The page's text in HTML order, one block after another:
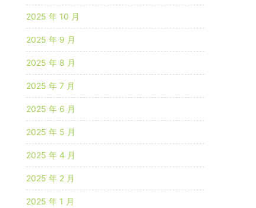
2025 年 10 月
2025 年 9 月
2025 年 8 月
2025 年 7 月
2025 年 6 月
2025 年 5 月
2025 年 4 月
2025 年 2 月
2025 年 1 月